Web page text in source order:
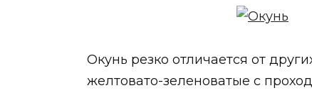
Окунь резко отличается от
желтовато-зеленоватые с